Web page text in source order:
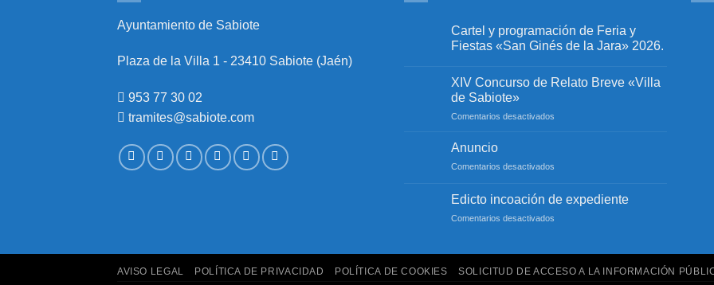
Ayuntamiento de Sabiote
Plaza de la Villa 1 - 23410 Sabiote (Jaén)
953 77 30 02
tramites@sabiote.com
Cartel y programación de Feria y
Fiestas «San Ginés de la Jara» 2026.
comentarios
en
Cartel
y
Feria
y
Fiestas
de
la
Jara»
XIV Concurso de Relato Breve «Villa
de Sabiote»
Comentarios desactivados
«Villa
Anuncio
Comentarios desactivados
Edicto incoación de expediente
Comentarios desactivados
expediente
AVISO LEGAL POLÍTICA DE PRIVACIDAD POLÍTICA DE COOKIES SOLICITUD DE ACCESO A LA INFORMACIÓN